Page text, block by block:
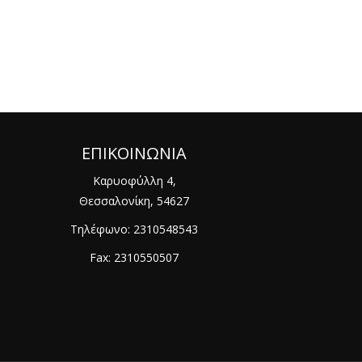
ΕΠΙΚΟΙΝΩΝΙΑ
Καρυοφύλλη 4,
Θεσσαλονίκη, 54627
Τηλέφωνο: 2310548543
Fax: 2310550507